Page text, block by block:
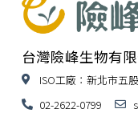
台灣險峰生物有
ISO工廠：新北市五
02-2622-0799